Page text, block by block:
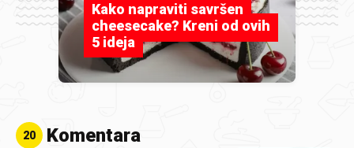
Kako napraviti savršen
cheesecake? Kreni od ovih
5 ideja
20 Komentara